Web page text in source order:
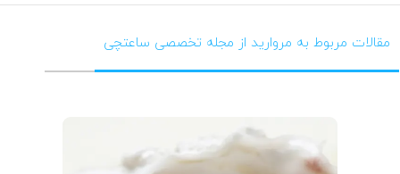
مقالات مربوط به مروارید از مجله تخصصی ساعتچی